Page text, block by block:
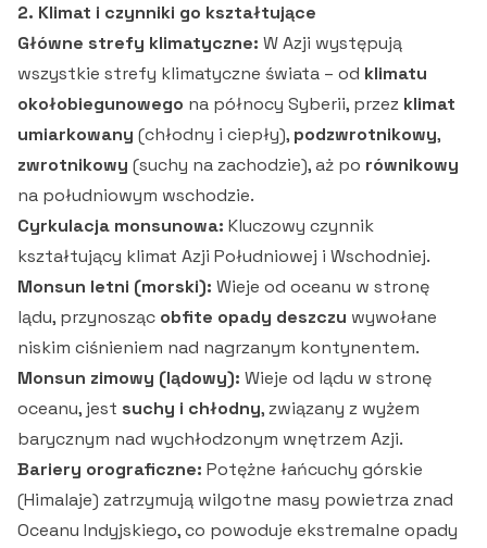
2. Klimat i czynniki go kształtujące
Główne strefy klimatyczne: W Azji występują
wszystkie strefy klimatyczne świata – od klimatu
okołobiegunowego na północy Syberii, przez klimat
umiarkowany (chłodny i ciepły), podzwrotnikowy,
zwrotnikowy (suchy na zachodzie), aż po równikowy
na południowym wschodzie.
Cyrkulacja monsunowa: Kluczowy czynnik
kształtujący klimat Azji Południowej i Wschodniej.
Monsun letni (morski): Wieje od oceanu w stronę
lądu, przynosząc obfite opady deszczu wywołane
niskim ciśnieniem nad nagrzanym kontynentem.
Monsun zimowy (lądowy): Wieje od lądu w stronę
oceanu, jest suchy i chłodny, związany z wyżem
barycznym nad wychłodzonym wnętrzem Azji.
Bariery orograficzne: Potężne łańcuchy górskie
(Himalaje) zatrzymują wilgotne masy powietrza znad
Oceanu Indyjskiego, co powoduje ekstremalne opady